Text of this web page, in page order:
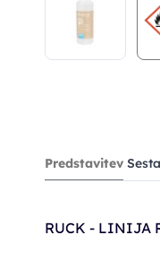
Predstavitev
RUCK - LINIJA